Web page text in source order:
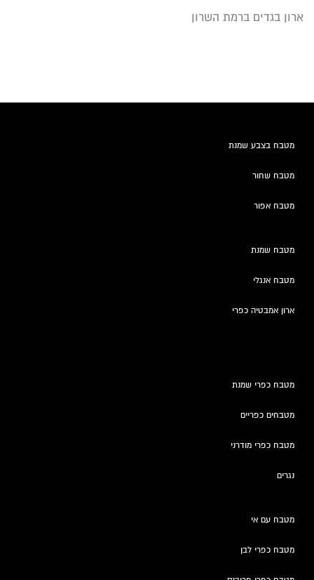
ארון בגדים ברמת השרון
מטבח בצבע שמנת
מטבח שחור
מטבח אפור
מטבח שמנת
מטבח אנגלי
ארון אמבטיה כפרי
מטבח כפרי שמנת
מטבחים כפריים
מטבח כפרי מודרני
נגרים
מטבח עם אי
מטבח כפרי לבן